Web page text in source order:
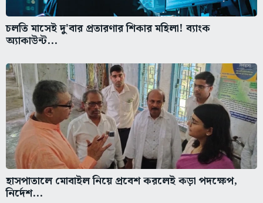
চলতি মাসেই দু'বার প্রতারণার শিকার মহিলা! ব্যাংক
অ্যাকাউন্ট...
হাসপাতালে মোবাইল নিয়ে প্রবেশ করলেই কড়া পদক্ষেপ,
নির্দেশ...